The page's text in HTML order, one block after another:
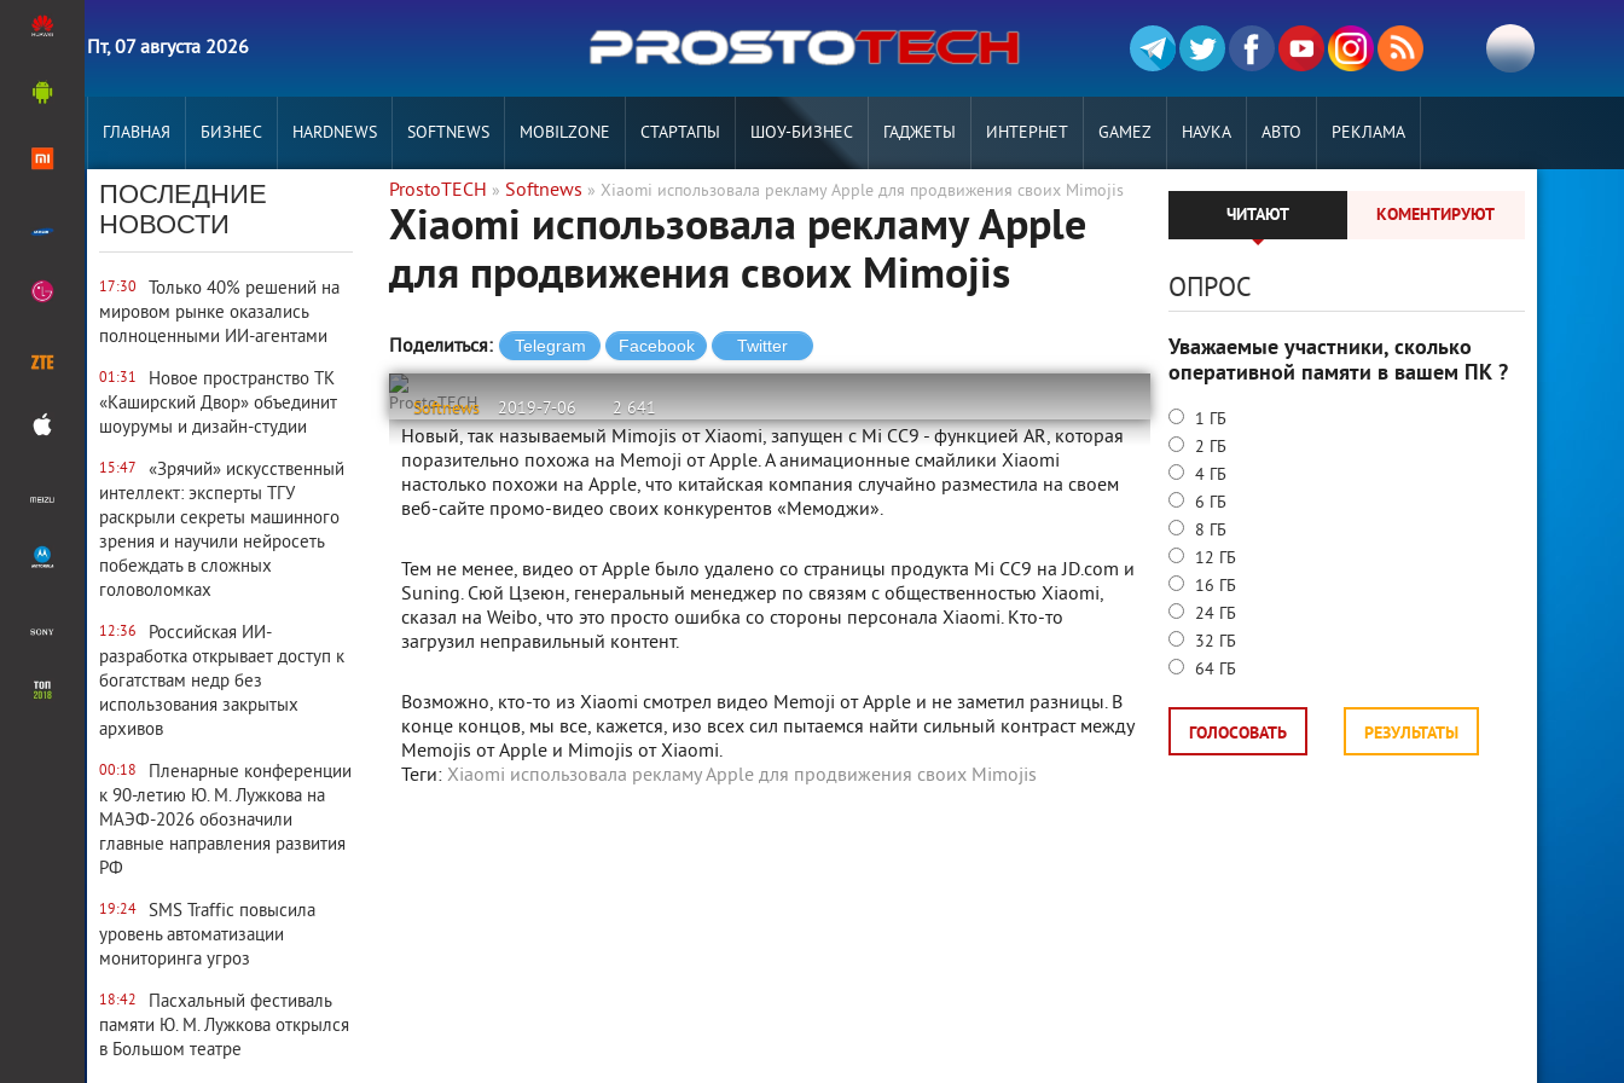
Пт, 07 августа 2026
ГЛАВНАЯ БИЗНЕС HARDNEWS SOFTNEWS MOBILZONE СТАРТАПЫ ШОУ-БИЗНЕС ГАДЖЕТЫ ИНТЕРНЕТ GAMEZ НАУКА АВТО РЕКЛАМА
ПОСЛЕДНИЕ
НОВОСТИ
17:30
Только 40% решений на
мировом рынке оказались
полноценными ИИ-агентами
01:31
Новое пространство ТК
«Каширский Двор» объединит
шоурумы и дизайн-студии
15:47
«Зрячий» искусственный
интеллект: эксперты ТГУ
раскрыли секреты машинного
зрения и научили нейросеть
побеждать в сложных
головоломках
12:36
Российская ИИ-
разработка открывает доступ к
богатствам недр без
использования закрытых
архивов
00:18
Пленарные конференции
к 90-летию Ю. М. Лужкова на
МАЭФ-2026 обозначили
главные направления развития
РФ
19:24
SMS Traffic повысила
уровень автоматизации
мониторинга угроз
18:42
Пасхальный фестиваль
памяти Ю. М. Лужкова открылся
в Большом театре
ProstoTECH » Softnews » Xiaomi использовала рекламу Apple для продвижения своих Mimojis
Xiaomi использовала рекламу Apple
для продвижения своих Mimojis
Поделиться:
Softnews 2019-7-06 2 641
ProstoTECH
Новый, так называемый Mimojis от Xiaomi, запущен с Mi CC9 - функцией AR, которая
поразительно похожа на Memoji от Apple. А анимационные смайлики Xiaomi
настолько похожи на Apple, что китайская компания случайно разместила на своем
веб-сайте промо-видео своих конкурентов «Мемоджи».
Тем не менее, видео от Apple было удалено со страницы продукта Mi CC9 на JD.com и
Suning. Сюй Цзеюн, генеральный менеджер по связям с общественностью Xiaomi,
сказал на Weibo, что это просто ошибка со стороны персонала Xiaomi. Кто-то
загрузил неправильный контент.
Возможно, кто-то из Xiaomi смотрел видео Memoji от Apple и не заметил разницы. В
конце концов, мы все, кажется, изо всех сил пытаемся найти сильный контраст между
Memojis от Apple и Mimojis от Xiaomi.
Теги: Xiaomi использовала рекламу Apple для продвижения своих Mimojis
ЧИТАЮТ КОМЕНТИРУЮТ
ОПРОС
Уважаемые участники, сколько
оперативной памяти в вашем ПК ?
1 ГБ
2 ГБ
4 ГБ
6 ГБ
8 ГБ
12 ГБ
16 ГБ
24 ГБ
32 ГБ
64 ГБ
ГОЛОСОВАТЬ РЕЗУЛЬТАТЫ